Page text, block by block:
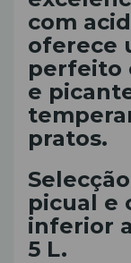
com
oferece
perfeito
e
pratos.
picual e
inferior
5 L.